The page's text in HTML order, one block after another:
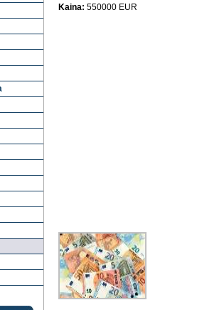
Kaina: 550000 EUR